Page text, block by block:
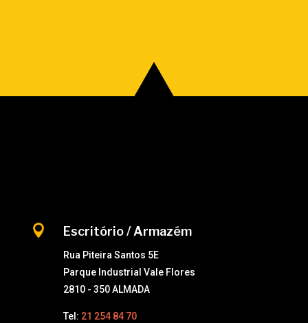
 Escritório / Armazém
Rua Piteira Santos 5E
Parque Industrial Vale Flores
2810 - 350 ALMADA
Tel: 21 254 84 70